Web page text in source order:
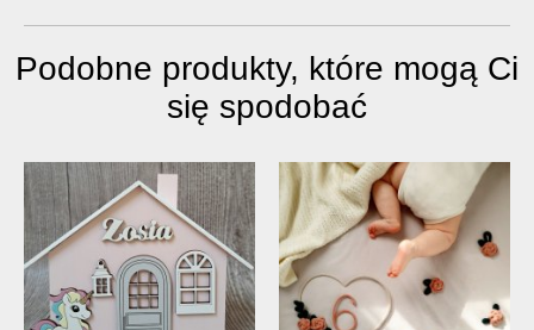
Podobne produkty, które mogą Ci
się spodobać